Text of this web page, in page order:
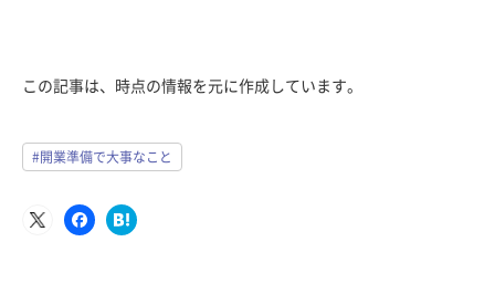
この記事は、時点の情報を元に作成しています。
#開業準備で大事なこと